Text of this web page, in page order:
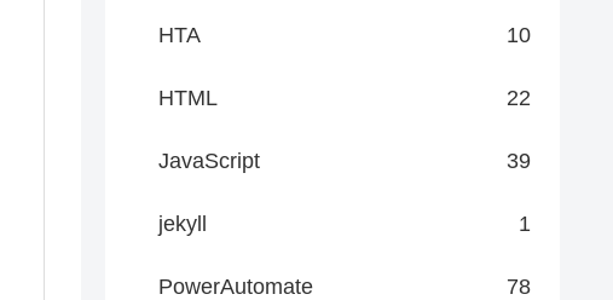
HTA 10
HTML 22
JavaScript 39
jekyll 1
PowerAutomate 78